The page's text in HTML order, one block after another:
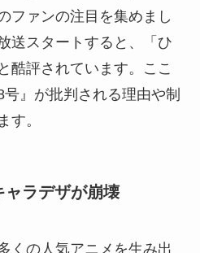
ファンの注目を集めまし
送スタートすると、「ひ
酷評されています。ここ
』が批判される理由や制
す。
ャラデザが崩壊
くの人気アニメを生み出